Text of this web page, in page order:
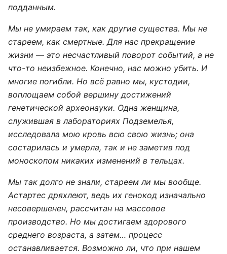
подданным.
Мы не умираем так, как другие существа. Мы не
стареем, как смертные. Для нас прекращение
жизни — это несчастливый поворот событий, а не
что-то неизбежное. Конечно, нас можно убить. И
многие погибли. Но всё равно мы, кустодии,
воплощаем собой вершину достижений
генетической археонауки. Одна женщина,
служившая в лабораториях Подземелья,
исследовала мою кровь всю свою жизнь; она
состарилась и умерла, так и не заметив под
моноскопом никаких изменений в тельцах.
Мы так долго не знали, стареем ли мы вообще.
Астартес дряхлеют, ведь их генокод изначально
несовершенен, рассчитан на массовое
производство. Но мы достигаем здорового
среднего возраста, а затем… процесс
останавливается. Возможно ли, что при нашем